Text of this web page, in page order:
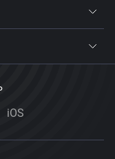
iOS